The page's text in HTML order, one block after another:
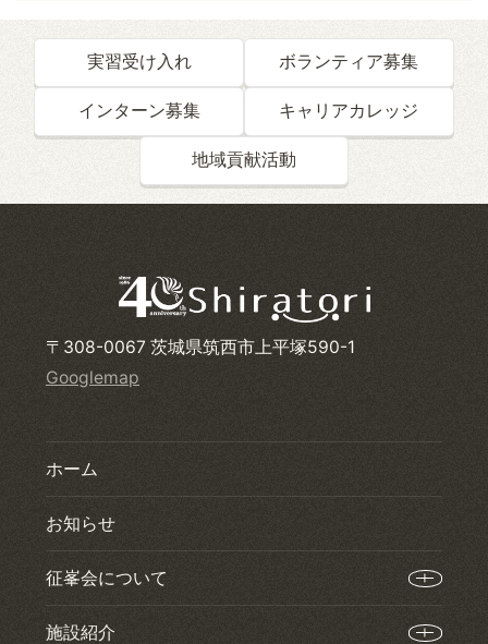
実習受け入れ ボランティア募集
インターン募集 キャリアカレッジ
地域貢献活動
〒308-0067 茨城県筑西市上平塚590-1
Googlemap
ホーム
お知らせ
征峯会について
施設紹介